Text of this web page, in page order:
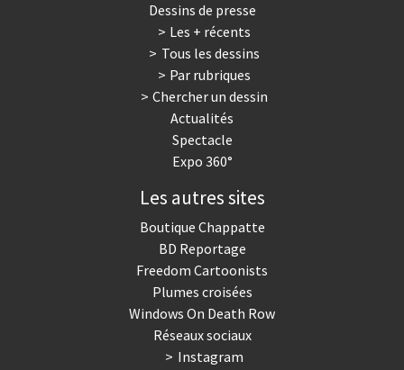
Dessins de presse
Les + récents
Tous les dessins
Par rubriques
Chercher un dessin
Actualités
Spectacle
Expo 360°
Les autres sites
Boutique Chappatte
BD Reportage
Freedom Cartoonists
Plumes croisées
Windows On Death Row
Réseaux sociaux
Instagram